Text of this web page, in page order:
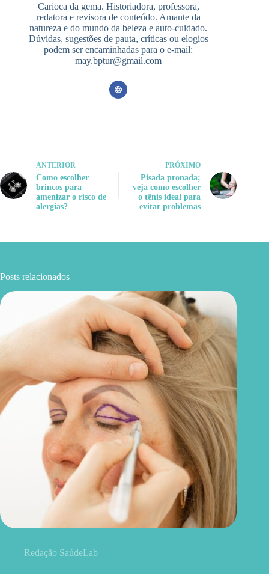
Carioca da gema. Historiadora, professora,
redatora e revisora de conteúdo. Amante da
natureza e do mundo da beleza e auto-cuidado.
Dúvidas, sugestões de pauta, críticas ou elogios
podem ser encaminhadas para o e-mail:
may.bptur@gmail.com
ANTERIOR
Como escolher
brincos para
amenizar o risco de
alergias?
PRÓXIMO
Pisada pronada;
veja como escolher
o tênis ideal para
evitar problemas
Posts relacionados
Redação SaúdeLab